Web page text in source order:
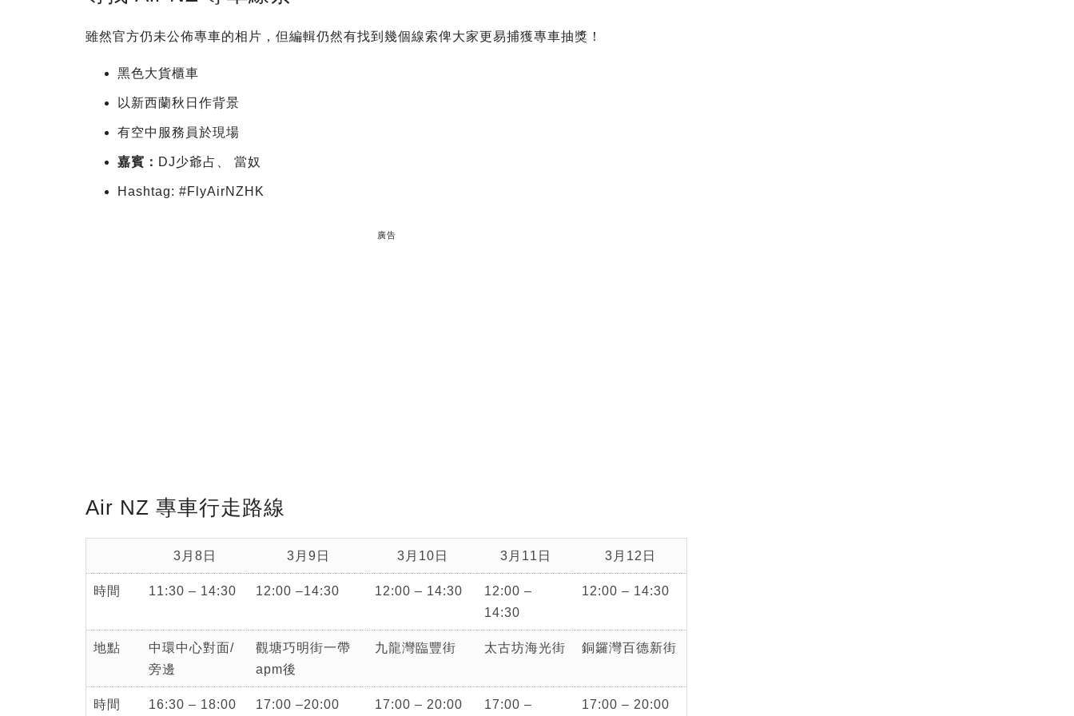
雖然官方仍未公佈專車的相片，但編輯仍然有找到幾個線索俾大家更易捕獲專車抽獎！
黑色大貨櫃車
以新西蘭秋日作背景
有空中服務員於現場
嘉賓： DJ少爺占、 當奴
Hashtag: #FlyAirNZHK
廣告
Air NZ 專車行走路線
3月8日 3月9日 3月10日 3月11日 3月12日
時間 11:30 – 14:30 12:00 –14:30 12:00 – 14:30
12:00 –
14:30
12:00 – 14:30
地點
中環中心對面/
旁邊
觀塘巧明街一帶
apm後
九龍灣臨豐街 太古坊海光街 銅鑼灣百德新街
時間 16:30 – 18:00 17:00 –20:00 17:00 – 20:00 17:00 – 17:00 – 20:00